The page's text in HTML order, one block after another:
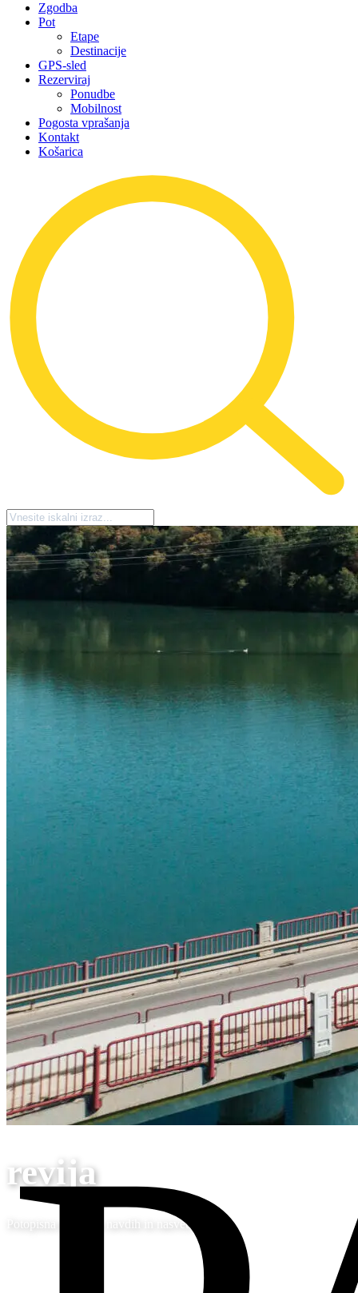
Zgodba
Pot
Etape
Destinacije
GPS-sled
Rezerviraj
Ponudbe
Mobilnost
Pogosta vprašanja
Kontakt
Košarica
revija
Potopisna poročila, navdih in nasveti